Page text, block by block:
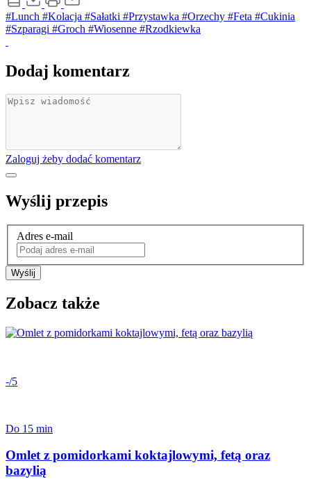
#Lunch #Kolacja #Sałatki #Przystawka #Orzechy #Feta #Cukinia
#Szparagi #Groch #Wiosenne #Rzodkiewka
Dodaj komentarz
Zaloguj żeby dodać komentarz
Wyślij przepis
Adres e-mail
Wyślij
Zobacz także
-/5
Do 15 min
Omlet z pomidorkami koktajlowymi, fetą oraz
bazylią